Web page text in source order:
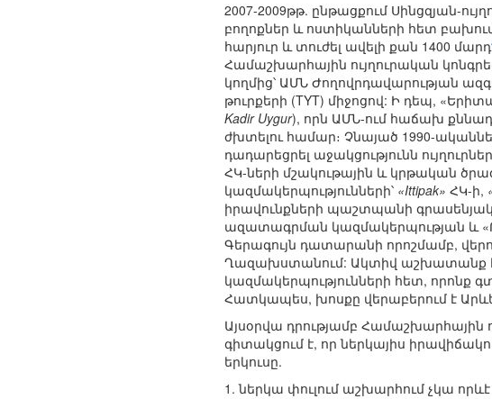
2007-2009թթ. ընթացքում Սինցզյան-
բողոքներ և ոստիկանների հետ
հարյուր և տուժել ավելի քան 1400 մարդ
Համաշխարհային ույղուրական
կողմից՝ ԱՄՆ Ժողովրդավարության
թուրքերի (TYT) միջոցով: Ի դեպ,
Kadir Uygur), որն ԱՄՆ-ում հաճախ
ժխտելու համար։ Չնայած 1990-
դադարեցրել աջակցությունն
ՀԿ-ների մշակութային և կրթական
կազմակերպությունների՝ «Ittipak» ՀԿ-ի,
իրավունքների պաշտպանի
ազատագրման կազմակերպության և
Գերագույն դատարանի որոշմամբ,
Ղազախստանում: Ակտիվ աշխատանք է
կազմակերպությունների հետ, որոնք
Հատկապես, խոսքը վերաբերում է
Այսօրվա դրությամբ Համաշխարհային
գիտակցում է, որ ներկայիս
երկուսը.
1. ներկա փուլում աշխարհում չկա